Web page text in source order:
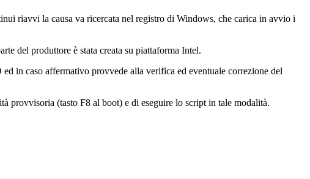
riavvi la causa va ricercata nel registro di Windows, che carica in avvio i
del produttore è stata creata su piattaforma Intel.
in caso affermativo provvede alla verifica ed eventuale correzione del
provvisoria (tasto F8 al boot) e di eseguire lo script in tale modalità.